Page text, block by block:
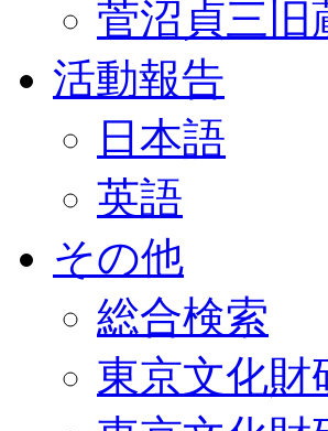
菅沼貞三旧
活動報告
日本語
英語
その他
総合検索
東京文化財